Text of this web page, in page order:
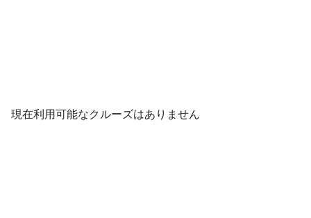
現在利用可能なクルーズはありません